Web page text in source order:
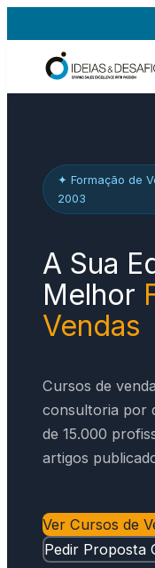
para
✦ Formação de
2003
A Sua
Melhor
Vendas
Cursos de
consultoria por
de 15.000
artigos
Ver Cursos de
Pedir Proposta